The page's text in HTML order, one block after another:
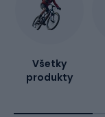
Všetky
produkty